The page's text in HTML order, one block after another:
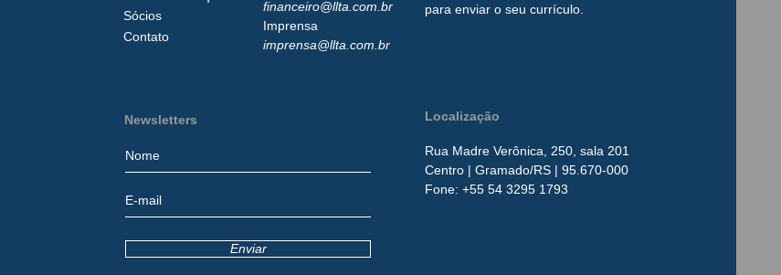
Sócios
Contato
financeiro@llta.com.br
Imprensa
imprensa@llta.com.br
para enviar o seu currículo.
Enviar
Newsletters Localização
Rua Madre Verônica, 250, sala 201
Centro | Gramado/RS | 95.670-000
​Fone:+55 54 3295 1793